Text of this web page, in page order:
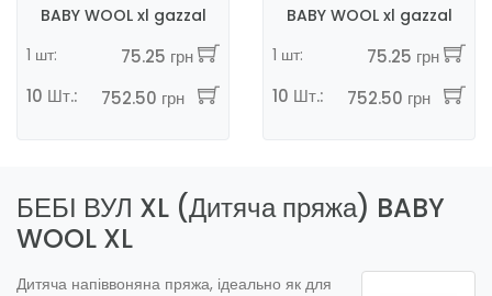
BABY WOOL xl gazzal
1 шт:
75.25 грн
10 Шт.:
752.50 грн
BABY WOOL xl gazzal
1 шт:
75.25 грн
10 Шт.:
752.50 грн
БЕБІ ВУЛ XL (Дитяча пряжа) BABY
WOOL XL
Дитяча напіввоняна пряжа, ідеально як для